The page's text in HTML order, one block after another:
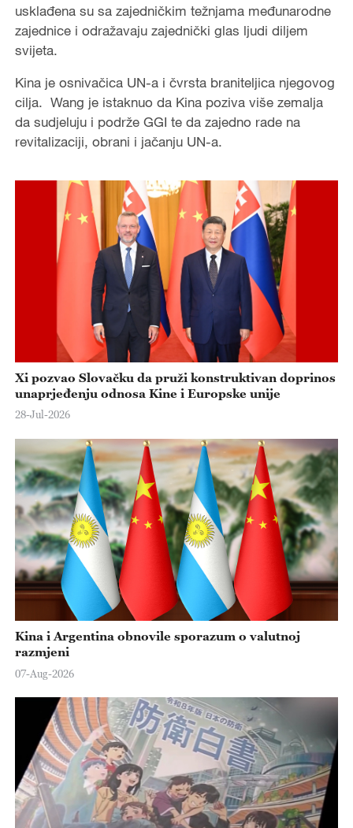
usklađena su sa zajedničkim težnjama međunarodne
zajednice i odražavaju zajednički glas ljudi diljem
svijeta.
Kina je osnivačica UN-a i čvrsta braniteljica njegovog
cilja. Wang je istaknuo da Kina poziva više zemalja
da sudjeluju i podrže GGI te da zajedno rade na
revitalizaciji, obrani i jačanju UN-a.
Xi pozvao Slovačku da pruži konstruktivan doprinos
unaprjeđenju odnosa Kine i Europske unije
28-Jul-2026
Kina i Argentina obnovile sporazum o valutnoj
razmjeni
07-Aug-2026